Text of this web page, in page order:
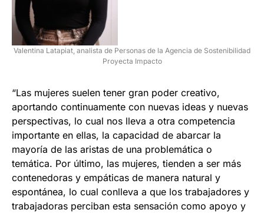
Valentina Latapiat, analista de Personas de la Agencia de Sostenibilidad
Proyecta Impacto
“Las mujeres suelen tener gran poder creativo,
aportando continuamente con nuevas ideas y nuevas
perspectivas, lo cual nos lleva a otra competencia
importante en ellas, la capacidad de abarcar la
mayoría de las aristas de una problemática o
temática. Por último, las mujeres, tienden a ser más
contenedoras y empáticas de manera natural y
espontánea, lo cual conlleva a que los trabajadores y
trabajadoras perciban esta sensación como apoyo y